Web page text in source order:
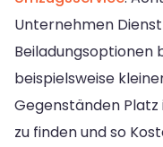
Unternehmen
Beiladungsoptionen
beispielsweise
Gegenständen Platz
zu finden und so